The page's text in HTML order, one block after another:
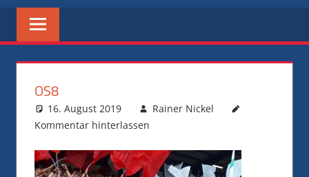
2.0
OS8
16. August 2019
Rainer Nickel
Kommentar hinterlassen